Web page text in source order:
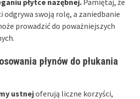
odgrywa swoją rolę, a zaniedbanie
prowadzić do poważniejszych
płynów do płukania
ustnejoferują liczne korzyści,